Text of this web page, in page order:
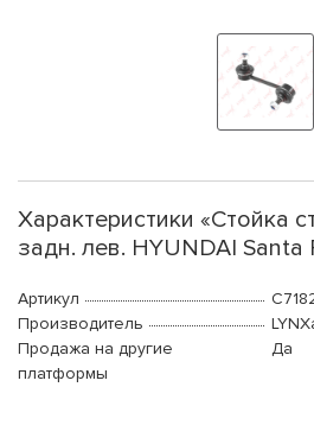
Характеристики «Стойка
задн. лев. HYUNDAI Santa
Артикул
Производитель
Продажа на другие
платформы
Да